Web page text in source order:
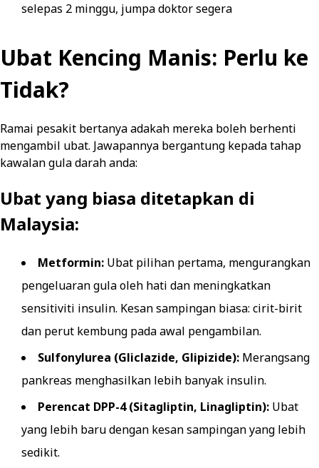
selepas 2 minggu, jumpa doktor segera
Ubat Kencing Manis: Perlu ke
Tidak?
Ramai pesakit bertanya adakah mereka boleh berhenti
mengambil ubat. Jawapannya bergantung kepada tahap
kawalan gula darah anda:
Ubat yang biasa ditetapkan di
Malaysia:
Metformin: Ubat pilihan pertama, mengurangkan
pengeluaran gula oleh hati dan meningkatkan
sensitiviti insulin. Kesan sampingan biasa: cirit-birit
dan perut kembung pada awal pengambilan.
Sulfonylurea (Gliclazide, Glipizide): Merangsang
pankreas menghasilkan lebih banyak insulin.
Perencat DPP-4 (Sitagliptin, Linagliptin): Ubat
yang lebih baru dengan kesan sampingan yang lebih
sedikit.